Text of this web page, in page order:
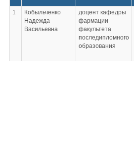
1
Кобыльченко
Надежда
Васильевна
доцент кафедры
фармации
факультета
последипломного
образования